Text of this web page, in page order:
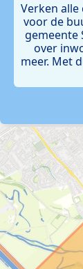
Verken
voor de
gemeente
over
meer. Met